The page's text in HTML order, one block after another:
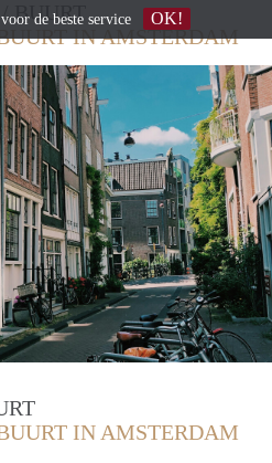
BUURT
IN AMSTERDAM
IN AMSTERDAM
voor de beste service OK!